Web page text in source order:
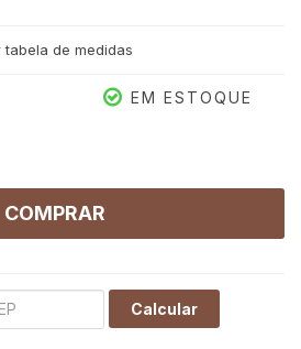
tabela de medidas
EM ESTOQUE
COMPRAR
Calcular